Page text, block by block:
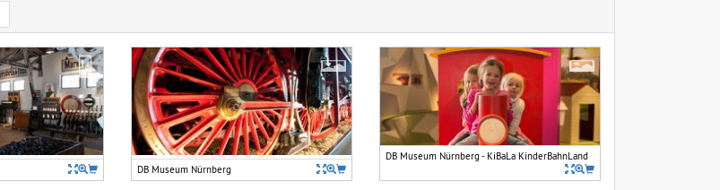
DB Museum Nürnberg
DB Museum Nürnberg - KiBaLa KinderBahnLand